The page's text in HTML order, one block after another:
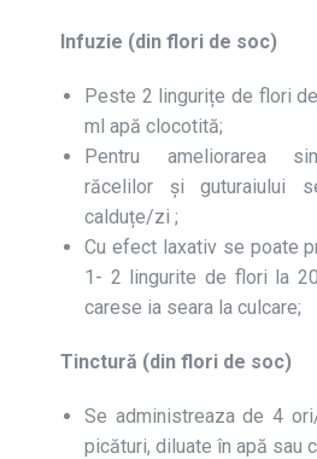
Infuzie (din flori de soc)
Peste 2 lingurițe de flori
ml apă clocotită;
Pentru ameliorarea
răcelilor și guturaiului
calduțe/zi ;
Cu efect laxativ se poate
1- 2 lingurite de flori la
carese ia seara la culcare;
Tinctură (din flori de soc)
Se administreaza de 4
picături, diluate în apă sau